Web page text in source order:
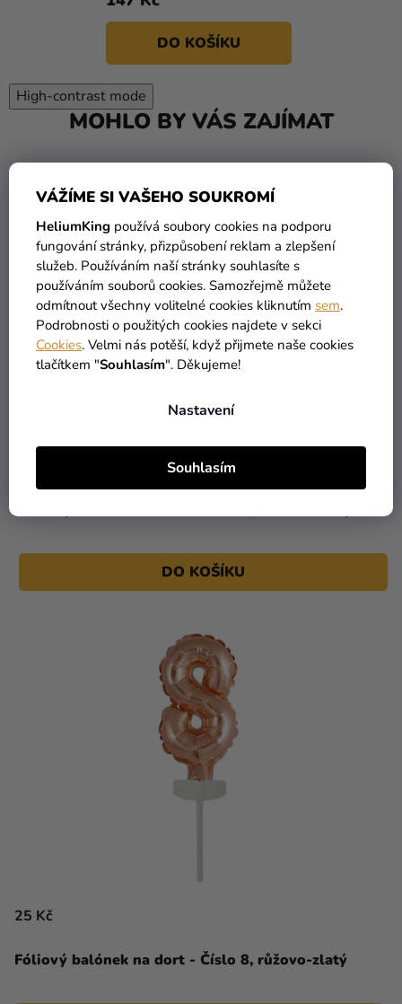
VÁŽÍME SI VAŠEHO SOUKROMÍ
HeliumKing používá soubory cookies na podporu
fungování stránky, přizpůsobení reklam a zlepšení
služeb. Používáním naší stránky souhlasíte s
používáním souborů cookies. Samozřejmě můžete
odmítnout všechny volitelné cookies kliknutím sem.
Podrobnosti o použitých cookies najdete v sekci
Cookies. Velmi nás potěší, když přijmete naše cookies
tlačítkem "Souhlasím". Děkujeme!
Nastavení
Souhlasím
DO KOŠÍKU
High-contrast mode
MOHLO BY VÁS ZAJÍMAT
DO KOŠÍKU
Fóliový balónek na dort - Číslo 8, růžovo-zlatý
25 Kč